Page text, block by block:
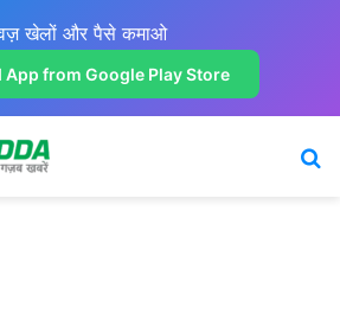
खेलों और पैसे कमाओ
App from Google Play Store